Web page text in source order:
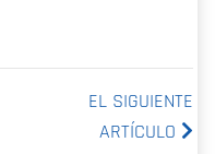
EL SIGUIENTE
ARTÍCULO